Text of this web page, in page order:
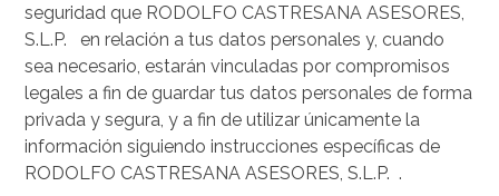
seguridad que RODOLFO CASTRESANA ASESORES,
S.L.P. en relación a tus datos personales y, cuando
sea necesario, estarán vinculadas por compromisos
legales a fin de guardar tus datos personales de forma
privada y segura, y a fin de utilizar únicamente la
información siguiendo instrucciones específicas de
RODOLFO CASTRESANA ASESORES, S.L.P. .